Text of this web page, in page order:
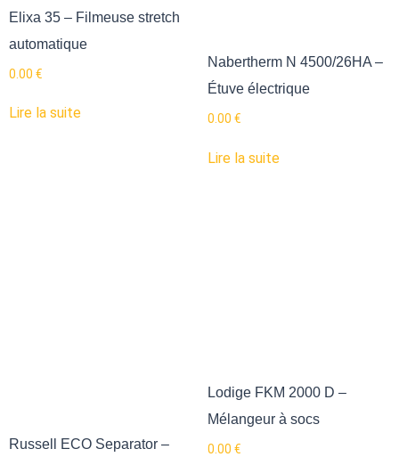
Elixa 35 – Filmeuse stretch
automatique
0.00 €
Lire la suite
Nabertherm N 4500/26HA –
Étuve électrique
0.00 €
Lire la suite
Russell ECO Separator –
Lodige FKM 2000 D –
Mélangeur à socs
0.00 €